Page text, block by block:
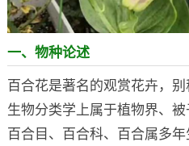
一、物种论述
百合花是著名的观赏花卉，
生物分类学上属于植物界、被
百合目、百合科、百合属多